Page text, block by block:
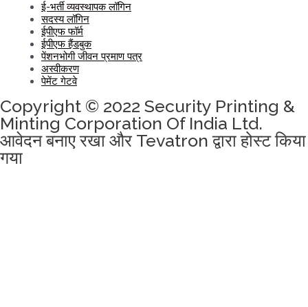
ई-भर्ती व्यवस्थापक लॉगिन
सदस्य लॉगिन
ईपीएफ फॉर्म
ईपीएफ हैंडबुक
पेंशनभोगी जीवन प्रमाण पत्र
अस्वीकरण
पेमेंट गेटवे
Copyright © 2022 Security Printing &
Minting Corporation Of India Ltd.
आवेदन बनाए रखा और Tevatron द्वारा होस्ट किया
गया